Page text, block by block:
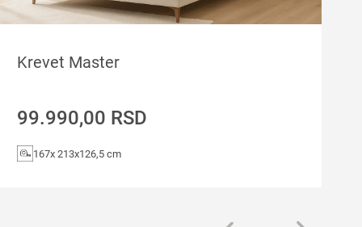
Krevet Master
99.990,00 RSD
167x 213x126,5 cm